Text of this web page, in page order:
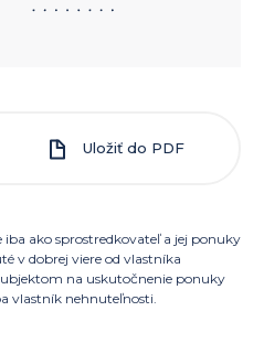
Uložiť do PDF
iba ako sprostredkovateľ a jej ponuky
v dobrej viere od vlastníka
na uskutočnenie ponuky
vlastník nehnuteľnosti.